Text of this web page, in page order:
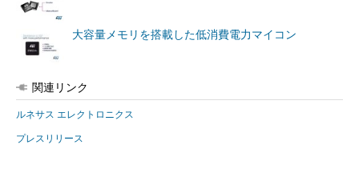
大容量メモリを搭載した低消費電力マイコン
関連リンク
ルネサス エレクトロニクス
プレスリリース